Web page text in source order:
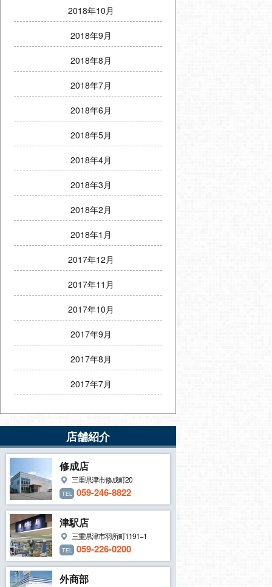
2018年10月
2018年9月
2018年8月
2018年7月
2018年6月
2018年5月
2018年4月
2018年3月
2018年2月
2018年1月
2017年12月
2017年11月
2017年10月
2017年9月
2017年8月
2017年7月
店舗紹介
修成店
三重県津市修成町20
TEL 059-246-8822
津駅店
三重県津市羽所町1191−1
TEL 059-226-0200
外商部